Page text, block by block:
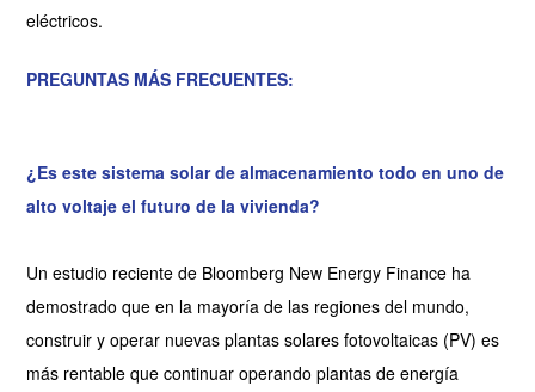
eléctricos.
PREGUNTAS MÁS FRECUENTES:
¿Es este sistema solar de almacenamiento todo en uno de
alto voltaje el futuro de la vivienda?
Un estudio reciente de Bloomberg New Energy Finance ha
demostrado que en la mayoría de las regiones del mundo,
construir y operar nuevas plantas solares fotovoltaicas (PV) es
más rentable que continuar operando plantas de energía